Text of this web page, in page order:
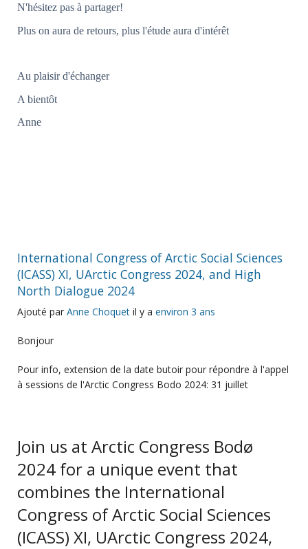
N'hésitez pas à partager!
Plus on aura de retours, plus l'étude aura d'intérêt
Au plaisir d'échanger
A bientôt
Anne
International Congress of Arctic Social Sciences
(ICASS) XI, UArctic Congress 2024, and High
North Dialogue 2024
Ajouté par Anne Choquet il y a environ 3 ans
Bonjour
Pour info, extension de la date butoir pour répondre à l'appel
à sessions de l'Arctic Congress Bodo 2024: 31 juillet
Join us at Arctic Congress Bodø
2024 for a unique event that
combines the International
Congress of Arctic Social Sciences
(ICASS) XI, UArctic Congress 2024,